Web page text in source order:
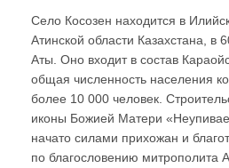
Cело Косозен находится в
Атинской области Казахстана, в
Аты. Оно входит в состав
общая численность населения
более 10 000 человек.
иконы Божией Матери
начато силами прихожан и
по благословению митрополита